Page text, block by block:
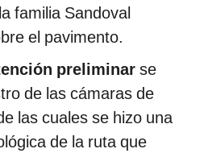
familia Sandoval
el pavimento.
preliminar se
de las cámaras de
las cuales se hizo una
de la ruta que